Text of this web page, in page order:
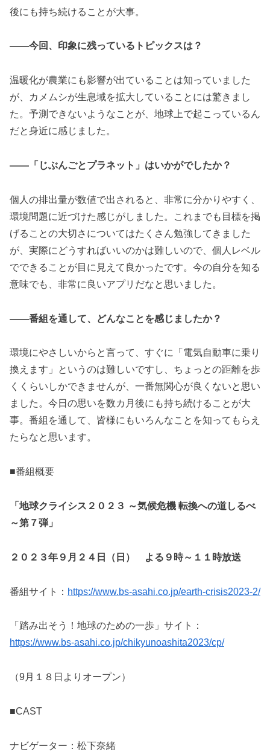
後にも持ち続けることが大事。
――今回、印象に残っているトピックスは？
温暖化が農業にも影響が出ていることは知っていました
が、カメムシが生息域を拡大していることには驚きまし
た。予測できないようなことが、地球上で起こっているん
だと身近に感じました。
――「じぶんごとプラネット」はいかがでしたか？
個人の排出量が数値で出されると、非常に分かりやすく、
環境問題に近づけた感じがしました。これまでも目標を掲
げることの大切さについてはたくさん勉強してきました
が、実際にどうすればいいのかは難しいので、個人レベル
でできることが目に見えて良かったです。今の自分を知る
意味でも、非常に良いアプリだなと思いました。
――番組を通して、どんなことを感じましたか？
環境にやさしいからと言って、すぐに「電気自動車に乗り
換えます」というのは難しいですし、ちょっとの距離を歩
くくらいしかできませんが、一番無関心が良くないと思い
ました。今日の思いを数カ月後にも持ち続けることが大
事。番組を通して、皆様にもいろんなことを知ってもらえ
たらなと思います。
■番組概要
「地球クライシス２０２３ ～気候危機 転換への道しるべ
～第７弾」
２０２３年９月２４日（日） よる９時～１１時放送
番組サイト： https://www.bs-asahi.co.jp/earth-crisis2023-2/
「踏み出そう！地球のための一歩」サイト：
https://www.bs-asahi.co.jp/chikyunoashita2023/cp/
（9月１８日よりオープン）
■CAST
ナビゲーター：松下奈緒